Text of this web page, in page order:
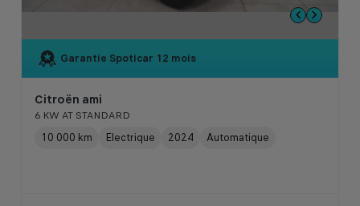
Garantie Spoticar 12 mois
Citroën ami
6 KW AT STANDARD
10 000 km Electrique 2024 Automatique